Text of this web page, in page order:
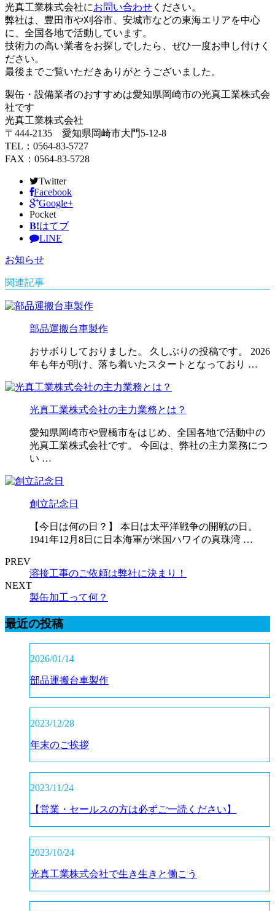
光真工業株式会社にお問い合わせ ください。
弊社は、豊田市や刈谷市、安城市などの東海エリアを中心
に、全国各地で活動しています。
技術力の高い業者をお探しでしたら、ぜひ一度お申し付けく
ださい。
最後までご覧いただきありがとうございました。
製缶・設備業者のおすすめは愛知県岡崎市の光真工業株式会
社です
光真工業株式会社
〒444-2135 愛知県岡崎市大門5-12-8
TEL：0564-83-5727
FAX：0564-83-5728
Twitter
Facebook
Google+
Pocket
B!はてブ
LINE
お知らせ
関連記事
部品運搬台車製作
おサボりしておりました。 久しぶりの投稿です。 2026
年も年が明け、落ち着いたスタートとなっており …
光真工業株式会社の主力業務とは？
愛知県岡崎市や豊橋市をはじめ、全国各地で活動中の
光真工業株式会社です。 今回は、弊社の主力業務につ
い …
創立記念日
【今日は何の日？】 本日は太平洋戦争の開戦の日。
1941年12月8日に日本海軍が米国ハワイの真珠湾 …
PREV
溶接工事のご依頼は弊社に決まり！
NEXT
製缶加工って何？
最近の投稿
2026/01/14
部品運搬台車製作
2023/12/28
年末のご挨拶
2023/11/24
【営業・セールスの方は必ずご一読ください】
2023/10/24
光真工業株式会社で生き生きと働こう